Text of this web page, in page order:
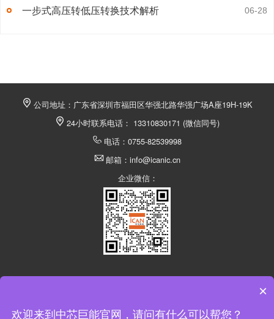
一步式高压转低压转换技术解析 06-28
公司地址：广东省深圳市福田区华强北路华强广场A座19H-19K
24小时联系电话： 13310830171 (微信同号)
电话：0755-82539998
邮箱：info@icanic.cn
企业微信：
×
欢迎来到中芯巨能官网，请问有什么可以帮您？